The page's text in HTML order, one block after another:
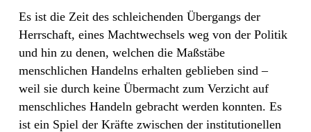
Es ist die Zeit des schleichenden Übergangs der
Herrschaft, eines Machtwechsels weg von der Politik
und hin zu denen, welchen die Maßstäbe
menschlichen Handelns erhalten geblieben sind –
weil sie durch keine Übermacht zum Verzicht auf
menschliches Handeln gebracht werden konnten. Es
ist ein Spiel der Kräfte zwischen der institutionellen